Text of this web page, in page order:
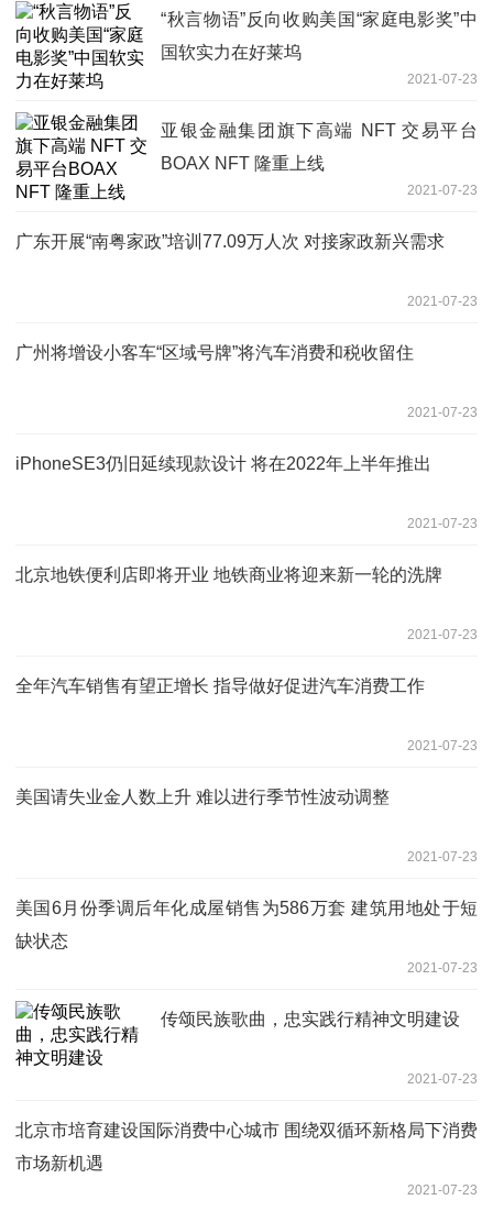
“秋言物语”反向收购美国“家庭电影奖”中
国软实力在好莱坞
2021-07-23
亚银金融集团旗下高端 NFT 交易平台
BOAX NFT 隆重上线
2021-07-23
广东开展“南粤家政”培训77.09万人次 对接家政新兴需求
2021-07-23
广州将增设小客车“区域号牌”将汽车消费和税收留住
2021-07-23
iPhoneSE3仍旧延续现款设计 将在2022年上半年推出
2021-07-23
北京地铁便利店即将开业 地铁商业将迎来新一轮的洗牌
2021-07-23
全年汽车销售有望正增长 指导做好促进汽车消费工作
2021-07-23
美国请失业金人数上升 难以进行季节性波动调整
2021-07-23
美国6月份季调后年化成屋销售为586万套 建筑用地处于短
缺状态
2021-07-23
传颂民族歌曲，忠实践行精神文明建设
2021-07-23
北京市培育建设国际消费中心城市 围绕双循环新格局下消费
市场新机遇
2021-07-23